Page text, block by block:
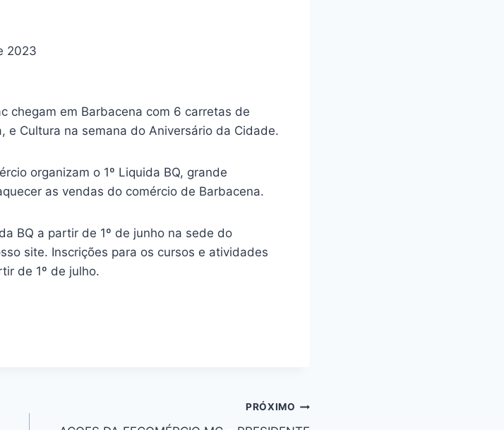
2023
chegam em Barbacena com 6 carretas de
e Cultura na semana do Aniversário da Cidade.
organizam o 1º Liquida BQ, grande
as vendas do comércio de Barbacena.
BQ a partir de 1º de junho na sede do
site. Inscrições para os cursos e atividades
de 1º de julho.
PRÓXIMO